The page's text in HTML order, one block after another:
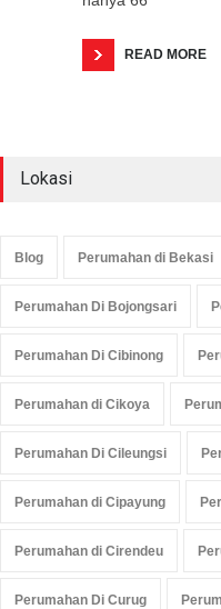
READ MORE
Lokasi
Blog Perumahan di Bekasi
Perumahan Di Bojongsari
Perumahan Di Cibinong
Perumahan di Cikoya
Perumahan Di Cileungsi
Perumahan di Cipayung
Perumahan di Cirendeu
Perumahan Di Curug